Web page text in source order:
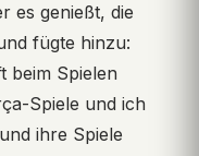
es genießt, die
fügte hinzu:
beim Spielen
Spiele und ich
ihre Spiele